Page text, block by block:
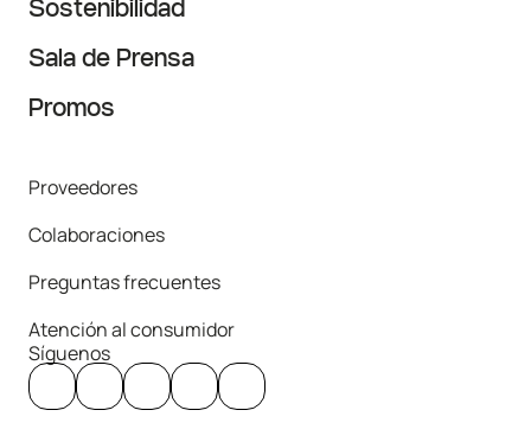
Sostenibilidad
Sala de Prensa
Promos
Proveedores
Colaboraciones
Preguntas frecuentes
Atención al consumidor
Síguenos